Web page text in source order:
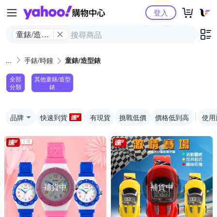
Yahoo購物中心
童錶/造型
登入
手錶/時鐘 童錶/造型錶
全部
分類
其他童錶/造型
錶
品牌 快速到貨 有現貨 挑戰低價 價格低到高 使
補貨中 補貨中